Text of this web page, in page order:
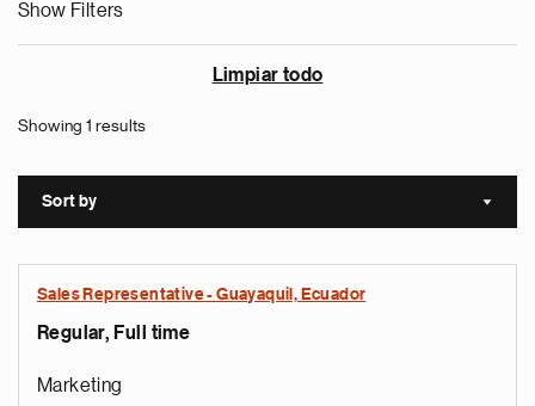
Show Filters
Limpiar todo
Showing 1 results
Sort by Sort
Sales Representative - Guayaquil, Ecuador
Regular, Full time
Marketing